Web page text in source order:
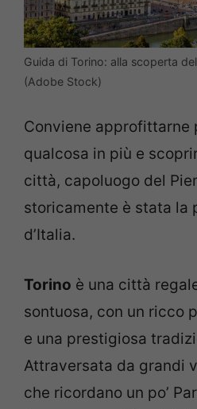
Guida di Torino: alla scoperta
(Adobe Stock)
Conviene approfittarne
qualcosa in più e
città, capoluogo del
storicamente è stata la
d’Italia.
Torino è una città
sontuosa, con un ricco
e una prestigiosa
Attraversata da grandi
che ricordano un po’